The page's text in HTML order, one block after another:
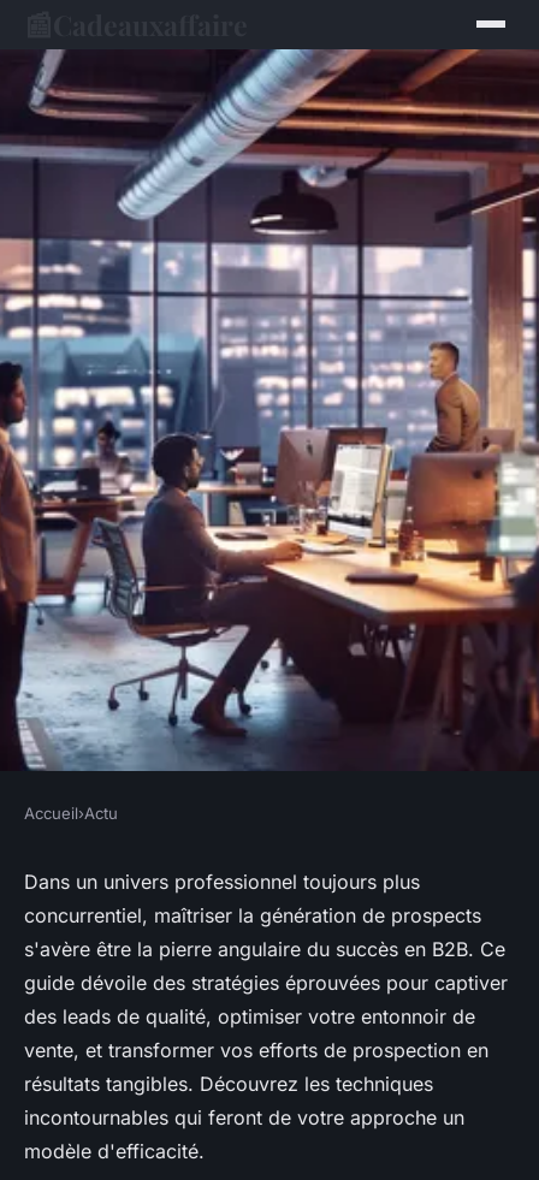
Les meilleures pratiques pour
réussir une génération de
prospects
Noémie•6 mai 2024•3 min de lecture
Accueil›Actu
Dans un univers professionnel toujours plus
concurrentiel, maîtriser la génération de prospects
s'avère être la pierre angulaire du succès en B2B. Ce
guide dévoile des stratégies éprouvées pour captiver
des leads de qualité, optimiser votre entonnoir de
vente, et transformer vos efforts de prospection en
résultats tangibles. Découvrez les techniques
incontournables qui feront de votre approche un
modèle d'efficacité.